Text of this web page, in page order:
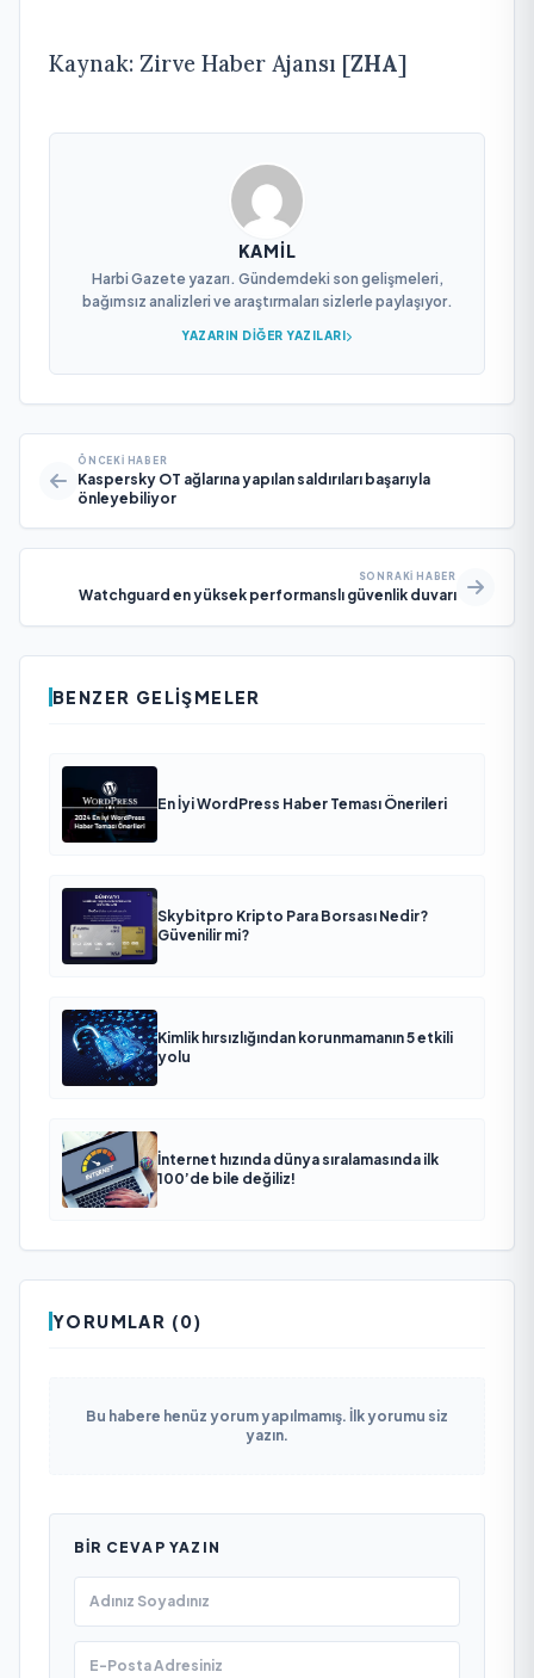
Kaynak: Zirve Haber Ajansı [ZHA]
KAMIL
Harbi Gazete yazarı. Gündemdeki son gelişmeleri,
bağımsız analizleri ve araştırmaları sizlerle paylaşıyor.
YAZARIN DIĞER YAZILARI
ÖNCEKI HABER
Kaspersky OT ağlarına yapılan saldırıları başarıyla
önleyebiliyor
SONRAKI HABER
Watchguard en yüksek performanslı güvenlik duvarı
BENZER GELIŞMELER
En İyi WordPress Haber Teması Önerileri
Skybitpro Kripto Para Borsası Nedir?
Güvenilir mi?
Kimlik hırsızlığından korunmamanın 5 etkili
yolu
İnternet hızında dünya sıralamasında ilk
100’de bile değiliz!
YORUMLAR (0)
Bu habere henüz yorum yapılmamış. İlk yorumu siz
yazın.
BIR CEVAP YAZIN